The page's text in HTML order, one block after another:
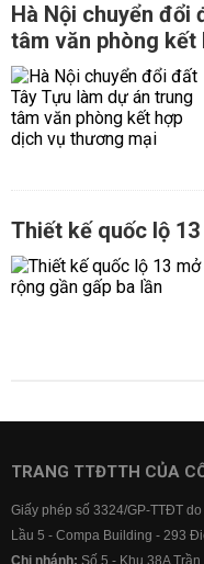
Hà Nội chuyển đổi
tâm văn phòng
Thiết kế quốc lộ
TRANG TTĐTTH CỦA
Giấy phép số 3324/GP-TTĐT
Lầu 5 - Compa Building - 293
Chi nhánh: Số 5 - Khu 38A